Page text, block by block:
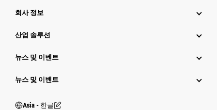
회사 정보
산업 솔루션
뉴스 및 이벤트
뉴스 및 이벤트
Asia - 한글